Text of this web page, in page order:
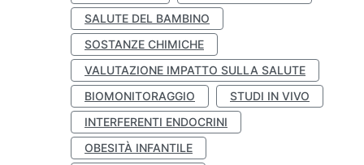
SALUTE DEL BAMBINO
SOSTANZE CHIMICHE
VALUTAZIONE IMPATTO SULLA SALUTE
BIOMONITORAGGIO
STUDI IN VIVO
INTERFERENTI ENDOCRINI
OBESITÀ INFANTILE